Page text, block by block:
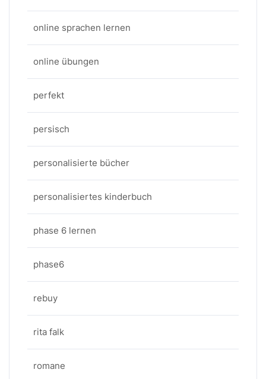
online sprachen lernen
online übungen
perfekt
persisch
personalisierte bücher
personalisiertes kinderbuch
phase 6 lernen
phase6
rebuy
rita falk
romane